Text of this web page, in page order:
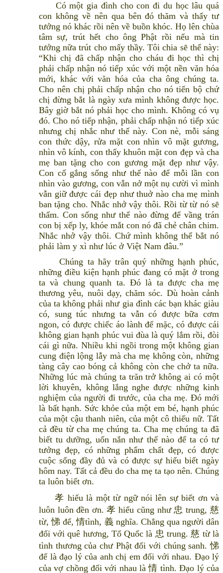
Có một gia đình cho con đi du học lâu quá
con không về nên qua bên đó thăm và thấy tư
tưởng nó khác rồi nên về buồn khóc. Họ lên chùa
tâm sự, trút hết cho ông Phật rồi nếu mà tin
tưởng nữa trút cho mấy thầy. Tôi chia sẽ thế này:
“Khi chị đã chấp nhận cho cháu đi học thì chị
phải chấp nhận nó tiếp xúc với một nền văn hóa
mới, khác với văn hóa của cha ông chúng ta.
Cho nên chị phải chấp nhận cho nó tiến bộ chứ
chị đừng bắt là ngày xưa mình không được học.
Bây giờ bắt nó phải học cho mình. Không có vụ
đó. Cho nó tiếp nhận, phải chấp nhận nó tiếp xúc
nhưng chị nhắc như thế này. Con nè, mỗi sáng
con thức dậy, rửa mặt con nhìn vô mặt gương,
nhìn vô kính, con thấy khuôn mặt con đẹp và cha
mẹ ban tặng cho con gương mặt đẹp như vậy.
Con cố gắng sống như thế nào để mỗi lần con
nhìn vào gương, con vẫn nở một nụ cười vì mình
vẫn giữ được cái đẹp như thuở nào cha mẹ mình
ban tặng cho. Nhắc nhở vậy thôi. Rồi từ từ nó sẽ
thấm. Con sống như thế nào đừng để vầng trán
con bị xếp ly, khóe mắt con nó đã chẻ chân chim.
Nhắc nhở vậy thôi. Chứ mình không thể bắt nó
phải làm y xì như lúc ở Việt Nam đâu.”
Chúng ta hãy trân quý những hạnh phúc,
những điều kiện hạnh phúc đang có mặt ở trong
ta và chung quanh ta. Đó là ta được cha mẹ
thương yêu, nuôi dạy, chăm sóc. Dù hoàn cảnh
của ta không phải như gia đình các bạn khác giàu
có, sung túc nhưng ta vẫn có được bữa cơm
ngon, có được chiếc áo lành để mặc, có được cái
không gian hạnh phúc vui đùa là quý lắm rồi, đòi
cái gì nữa. Nhiều khi ngồi trong một không gian
cung điện lộng lẫy mà cha mẹ không còn, những
tàng cây cao bóng cả không còn che chở ta nữa.
Những lúc mà chúng ta trăn trở không ai có một
lời khuyên, không lắng nghe được những kinh
nghiệm của người đi trước, của cha mẹ. Đó mới
là bất hạnh. Sức khỏe của một em bé, hạnh phúc
của một cậu thanh niên, của một cô thiếu nữ. Tất
cả đều từ cha mẹ chúng ta. Cha mẹ chúng ta đã
biết tu dưỡng, uốn nắn như thế nào để ta có tư
tưởng đẹp, có những phẩm chất đẹp, có được
cuộc sống đầy đủ và có được sự hiểu biết ngày
hôm nay. Tất cả đều do cha mẹ ta tạo nên. Chúng
ta luôn biết ơn.
孝 hiếu là một từ ngữ nói lên sự biết ơn và
luôn luôn đền ơn. 孝 hiếu cũng như 忠 trung, 慈
từ, 悌 để, 情tình, 義 nghĩa. Chẳng qua người dân
đối với quê hương, Tổ Quốc là 忠 trung. 慈 từ là
tình thương của chư Phật đối với chúng sanh. 悌
để là đạo lý của anh chị em đối với nhau. Đạo lý
của vợ chồng đối với nhau là 情 tình. Đạo lý của